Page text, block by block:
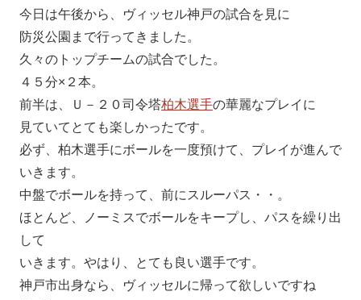
今日は午後から、ヴィッセル神戸の試合を見に
防災公園まで行ってきました。
久々のトップチームの試合でした。
４５分×２本。
前半は、Ｕ－２０司令塔柏木選手の華麗なプレイに
見ていてとても楽しかったです。
必ず、柏木選手にボールを一度預けて、プレイが進んで
いきます。
中盤でボールを持って、前にスルーパス・・。
ほとんど、ノーミスでボールをキープし、パスを繰り出
して
いきます。やはり、とても良い選手です。
神戸市出身なら、ヴィッセルに帰って欲しいですね